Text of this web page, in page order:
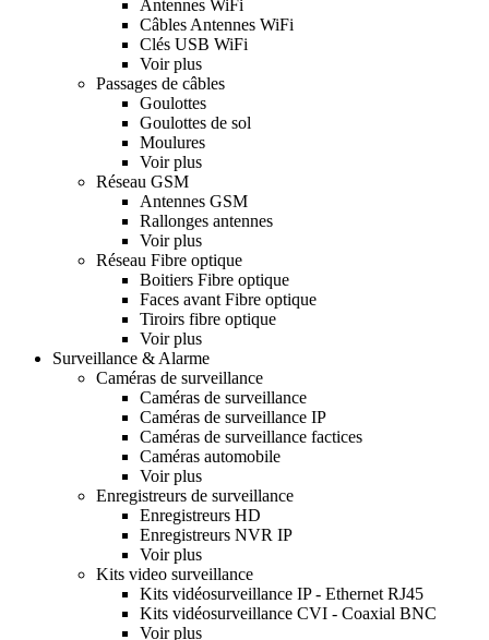
Antennes WiFi
Câbles Antennes WiFi
Clés USB WiFi
Voir plus
Passages de câbles
Goulottes
Goulottes de sol
Moulures
Voir plus
Réseau GSM
Antennes GSM
Rallonges antennes
Voir plus
Réseau Fibre optique
Boitiers Fibre optique
Faces avant Fibre optique
Tiroirs fibre optique
Voir plus
Surveillance & Alarme
Caméras de surveillance
Caméras de surveillance
Caméras de surveillance IP
Caméras de surveillance factices
Caméras automobile
Voir plus
Enregistreurs de surveillance
Enregistreurs HD
Enregistreurs NVR IP
Voir plus
Kits video surveillance
Kits vidéosurveillance IP - Ethernet RJ45
Kits vidéosurveillance CVI - Coaxial BNC
Voir plus